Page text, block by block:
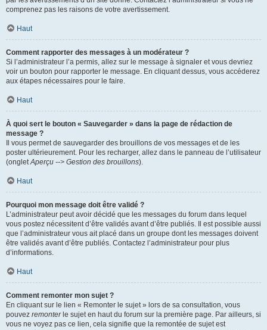
comprenez pas les raisons de votre avertissement.
Haut
Comment rapporter des messages à un modérateur ?
Si l’administrateur l’a permis, allez sur le message à signaler et vous devriez
voir un bouton pour rapporter le message. En cliquant dessus, vous accéderez
aux étapes nécessaires pour le faire.
Haut
À quoi sert le bouton « Sauvegarder » dans la page de rédaction de
message ?
Il vous permet de sauvegarder des brouillons de vos messages et de les
poster ultérieurement. Pour les recharger, allez dans le panneau de l’utilisateur
(ongletAperçu --> Gestion des brouillons).
Haut
Pourquoi mon message doit être validé ?
L’administrateur peut avoir décidé que les messages du forum dans lequel
vous postez nécessitent d’être validés avant d’être publiés. Il est possible aussi
que l’administrateur vous ait placé dans un groupe dont les messages doivent
être validés avant d’être publiés. Contactez l’administrateur pour plus
d’informations.
Haut
Comment remonter mon sujet ?
En cliquant sur le lien « Remonter le sujet » lors de sa consultation, vous
pouvez remonterle sujet en haut du forum sur la première page. Par ailleurs, si
vous ne voyez pas ce lien, cela signifie que la remontée de sujet est